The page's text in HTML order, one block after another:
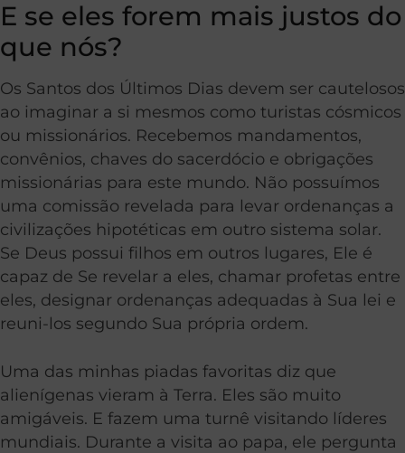
E se eles forem mais justos do
que nós?
Os Santos dos Últimos Dias devem ser cautelosos
ao imaginar a si mesmos como turistas cósmicos
ou missionários. Recebemos mandamentos,
convênios, chaves do sacerdócio e obrigações
missionárias para este mundo. Não possuímos
uma comissão revelada para levar ordenanças a
civilizações hipotéticas em outro sistema solar.
Se Deus possui filhos em outros lugares, Ele é
capaz de Se revelar a eles, chamar profetas entre
eles, designar ordenanças adequadas à Sua lei e
reuni-los segundo Sua própria ordem.
Uma das minhas piadas favoritas diz que
alienígenas vieram à Terra. Eles são muito
amigáveis. E fazem uma turnê visitando líderes
mundiais. Durante a visita ao papa, ele pergunta